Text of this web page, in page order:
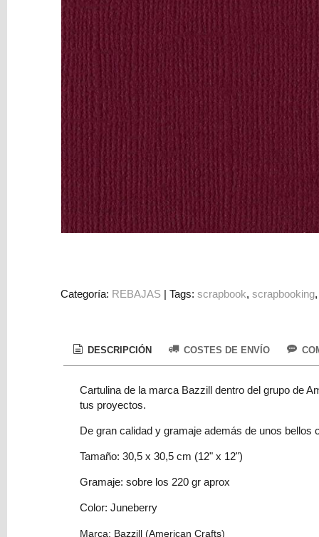
REBAJAS
Novedades
NAVIDAD
Papelería
Herramientas
3D
Liquidación
Scrapbooking
Resinas
Colorantes
Figuras
Marcas
Carrito
Categoría: REBAJAS |Tags:scrapbook scrapbooking
DESCRIPCIÓN COSTES DE ENVÍO
Cartulina de la marca Bazzill dentro del grupo de
tus proyectos.
De gran calidad y gramaje además de unos
Tamaño: 30,5 x 30,5 cm (12" x 12")
Gramaje: sobre los 220 gr aprox
Color: Juneberry
Marca: Bazzill (American Crafts)